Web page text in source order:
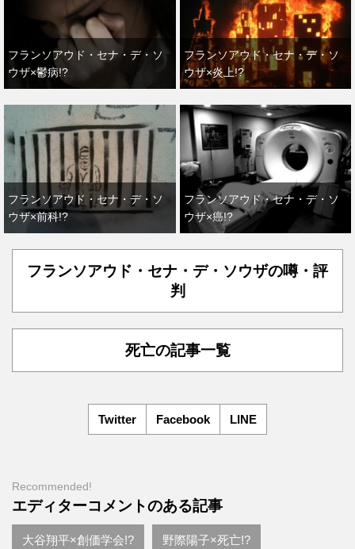
フランソアウド・セナ・デ・ソ
ウザ×鬱病!?
フランソアウド・セナ・デ・ソ
ウザ×炎上!?
フランソアウド・セナ・デ・ソ
ウザ×前科!?
フランソアウド・セナ・デ・ソ
ウザ×癌!?
フランソアウド・セナ・デ・ソウザの噂・評
判
死亡の記事一覧
Twitter Facebook LINE
Recommended!
エディターコメントのある記事
大谷翔平×創価学会!? 野際陽子×死亡!?